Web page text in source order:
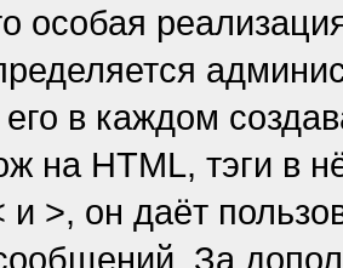
особая
его в каждом
на HTML, тэги в
и >, он даёт
За